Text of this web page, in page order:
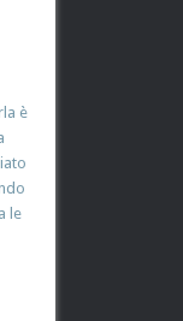
è
le